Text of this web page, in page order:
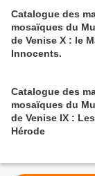
Catalogue des
mosaïques du
de Venise X : le
Innocents.
Catalogue des
mosaïques du
de Venise IX : Les Mages devant
Hérode